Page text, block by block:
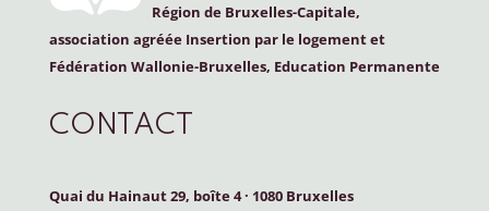
Région de Bruxelles-Capitale,
association agréée Insertion par le logement et
Fédération Wallonie-Bruxelles, Education Permanente
CONTACT
Quai du Hainaut 29, boîte 4· 1080 Bruxelles